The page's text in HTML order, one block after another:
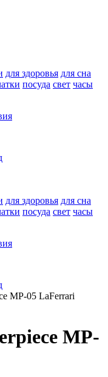
для здоровья для сна
посуда свет часы
для здоровья для сна
посуда свет часы
MP-05 LaFerrari
MP-